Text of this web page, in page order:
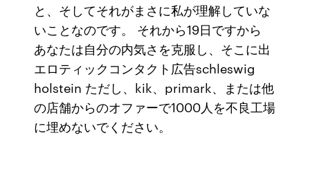
と、そしてそれがまさに私が理解していな
いことなのです。 それから19日ですから
あなたは自分の内気さを克服し、そこに出
エロティックコンタクト広告schleswig
holstein ただし、kik、primark、または他
の店舗からのオファーで1000人を不良工場
に埋めないでください。